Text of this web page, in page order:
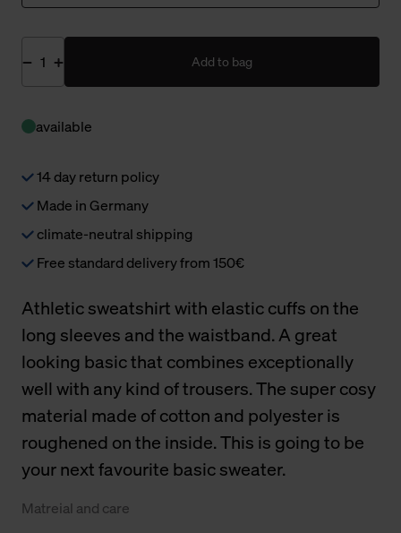
Add to bag
available
14 day return policy
Made in Germany
climate-neutral shipping
Free standard delivery from 150€
Athletic sweatshirt with elastic cuffs on the
long sleeves and the waistband. A great
looking basic that combines exceptionally
well with any kind of trousers. The super cosy
material made of cotton and polyester is
roughened on the inside. This is going to be
your next favourite basic sweater.
Matreial and care